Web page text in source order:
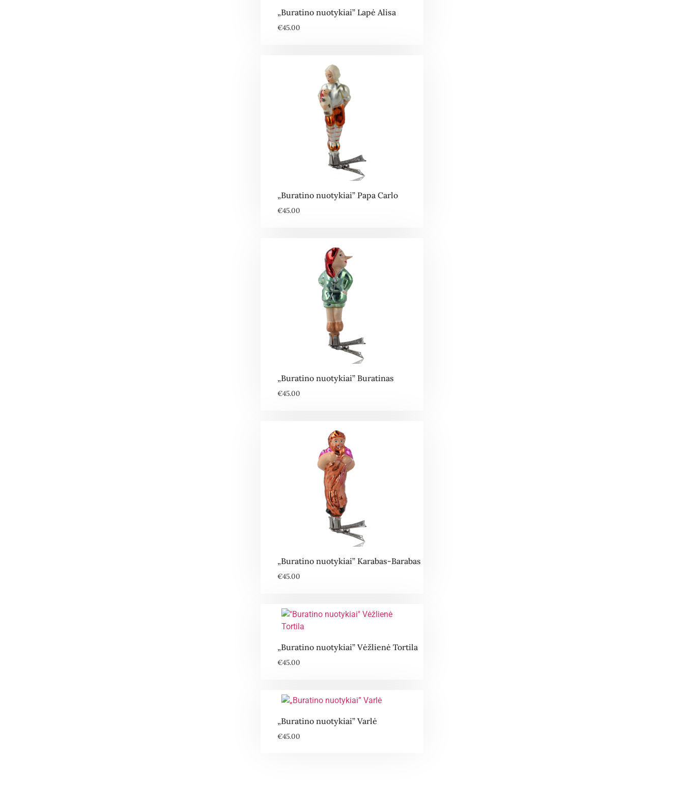
„Buratino nuotykiai” Lapė Alisa
€45.00
„Buratino nuotykiai” Papa Carlo
€45.00
„Buratino nuotykiai” Buratinas
€45.00
„Buratino nuotykiai” Karabas-Barabas
€45.00
„Buratino nuotykiai” Vėžlienė Tortila
€45.00
„Buratino nuotykiai” Varlė
€45.00